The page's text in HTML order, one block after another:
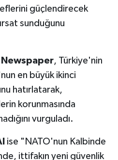
güçlendirecek
sunduğunu
Newspaper, Türkiye'nin
en büyük ikinci
hatırlatarak,
korunmasında
vurguladı.
ise "NATO'nun Kalbinde
ittifakın yeni güvenlik